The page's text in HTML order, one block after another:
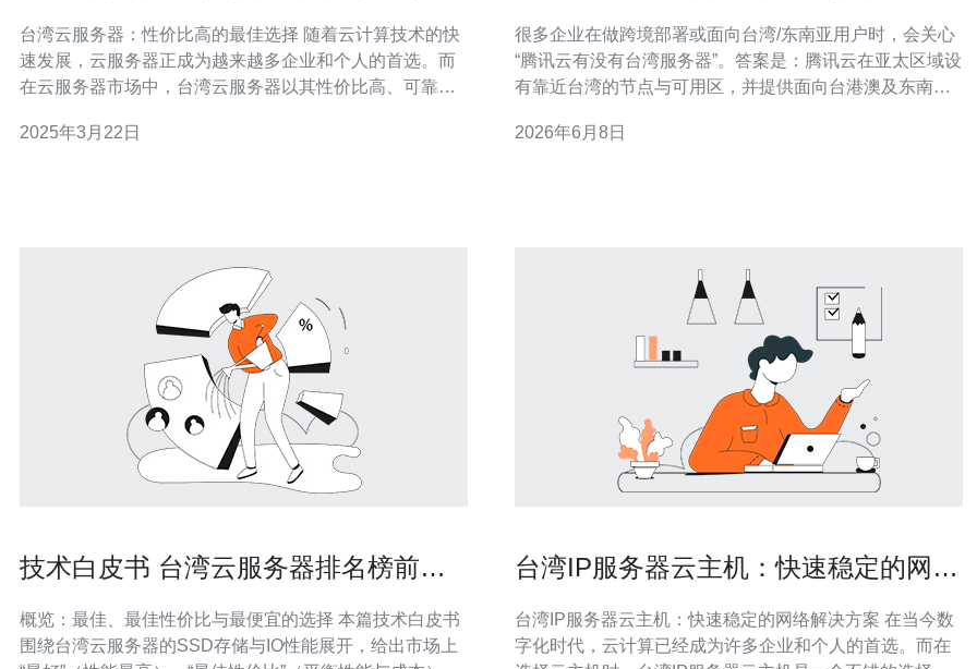
台湾云服务器：性价比高的最佳选择 随着云计算技术的快
速发展，云服务器正成为越来越多企业和个人的首选。而
在云服务器市场中，台湾云服务器以其性价比高、可靠性
和优势，并为您提供选择台湾云服务器的理由。 1. 世界级
2025年3月22日
很多企业在做跨境部署或面向台湾/东南亚用户时，会关心
“腾讯云有没有台湾服务器”。答案是：腾讯云在亚太区域设
有靠近台湾的节点与可用区，并提供面向台港澳及东南亚
低延迟访问和稳定带宽的业务。 具体来说，腾讯云在台湾
2026年6月8日
技术白皮书 台湾云服务器排名榜前十
概览：最佳、最佳性价比与最便宜的选择 本篇技术白皮书
围绕台湾云服务器的SSD存储与IO性能展开，给出市场上
台湾IP服务器云主机：快速稳定的网络
台湾IP服务器云主机：快速稳定的网络解决方案 在当今数
字化时代，云计算已经成为许多企业和个人的首选。而在